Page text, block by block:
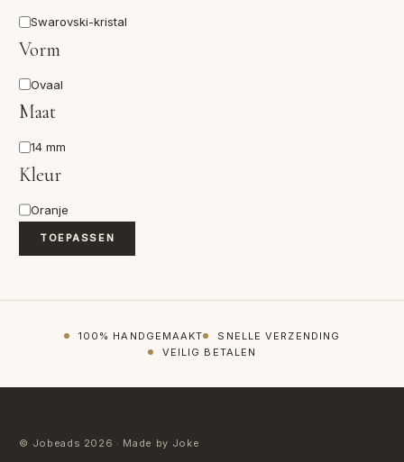
Materiaal
Swarovski-kristal
Vorm
Vorm
Ovaal
Maat
Maat14 mm
Kleur
Kleur
Oranje
TOEPASSEN
100% HANDGEMAAKT
SNELLE VERZENDING
VEILIG BETALEN
© Jobeads 2026 · Made by Joke